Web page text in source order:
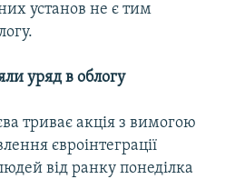
установ не є тим
уряд в облогу
триває акція з вимогою
євроінтеграції
від ранку понеділка